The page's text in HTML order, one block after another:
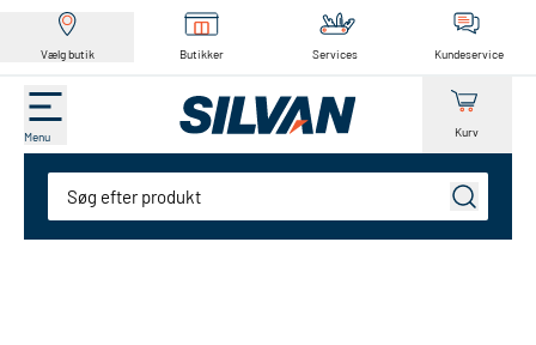
Vælg butik Butikker Services Kundeservice
Menu Kurv
Søg